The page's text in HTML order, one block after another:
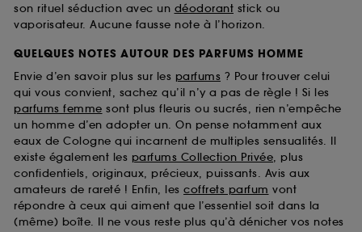
son rituel séduction avec un déodorant stick ou
vaporisateur. Aucune fausse note à l’horizon.
QUELQUES NOTES AUTOUR DES PARFUMS HOMME
Envie d’en savoir plus sur les parfums ? Pour trouver celui
qui vous convient, sachez qu’il n’y a pas de règle ! Si les
parfums femme sont plus fleuris ou sucrés, rien n’empêche
un homme d’en adopter un. On pense notamment aux
eaux de Cologne qui incarnent de multiples sensualités. Il
existe également les parfums Collection Privée, plus
confidentiels, originaux, précieux, puissants. Avis aux
amateurs de rareté ! Enfin, les coffrets parfum vont
répondre à ceux qui aiment que l’essentiel soit dans la
(même) boîte. Il ne vous reste plus qu’à dénicher vos notes